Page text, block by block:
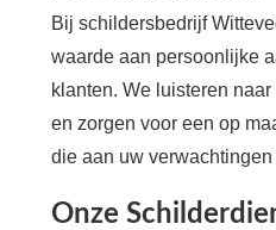
Bij schildersbedrijf
waarde aan persoonlijke
klanten. We luisteren
en zorgen voor een op
die aan uw verwachtingen
Onze